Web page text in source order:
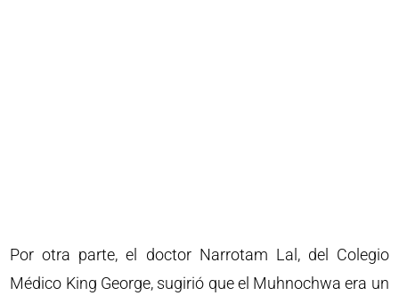
Por otra parte, el doctor Narrotam Lal, del Colegio
Médico King George, sugirió que el Muhnochwa era un